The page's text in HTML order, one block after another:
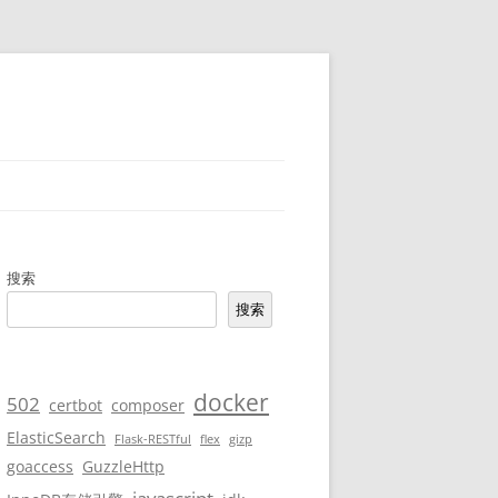
搜索
搜索
502 certbot composer docker
ElasticSearch Flask-RESTful flex gizp
goaccess GuzzleHttp